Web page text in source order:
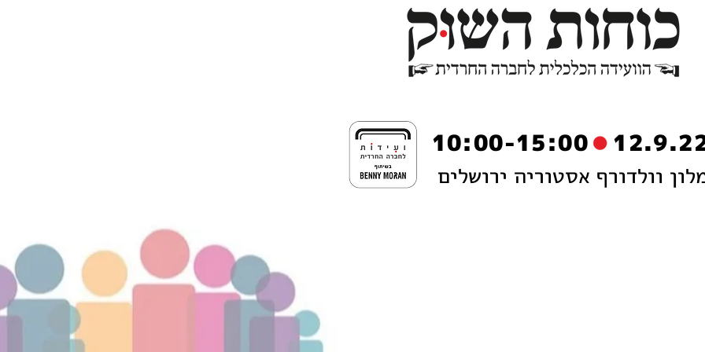
12.9.22 10:00-
וולדורף אסטוריה ירושלים